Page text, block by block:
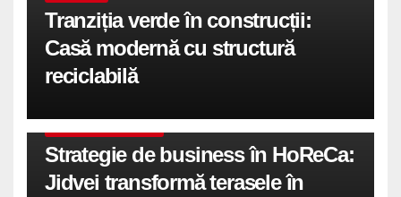
Tranziția verde în construcții:
Casă modernă cu structură
reciclabilă
Strategie de business în HoReCa:
Jidvei transformă terasele în